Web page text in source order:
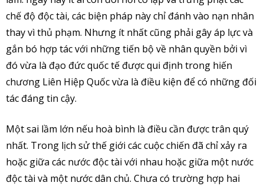
chế độ độc tài, các biện pháp này chỉ đánh vào nạn nhân
thay vì thủ phạm. Nhưng ít nhất cũng phải gây áp lực và
gắn bó hợp tác với những tiến bộ về nhân quyền bởi vì
đó vừa là đạo đức quốc tế được qui định trong hiến
chương Liên Hiệp Quốc vừa là điều kiện để có những đối
tác đáng tin cậy.
Một sai lầm lớn nếu hoà bình là điều cần được trân quý
nhất. Trong lịch sử thế giới các cuộc chiến đã chỉ xảy ra
hoặc giữa các nước độc tài với nhau hoặc giữa một nước
độc tài và một nước dân chủ. Chưa có trường hợp hai